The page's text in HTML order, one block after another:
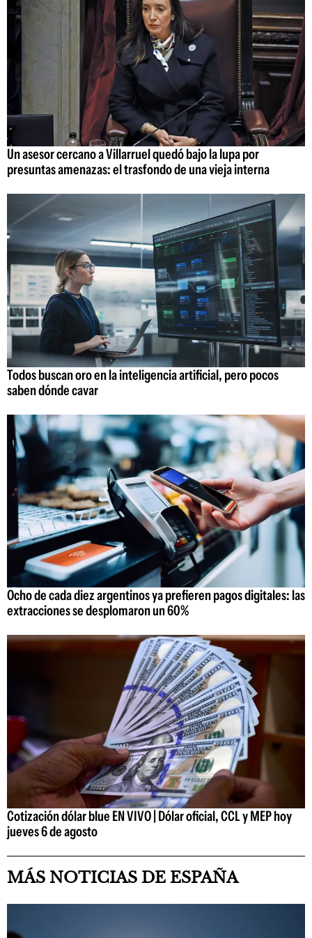
Un asesor cercano a Villarruel quedó bajo la lupa por
presuntas amenazas: el trasfondo de una vieja interna
Todos buscan oro en la inteligencia artificial, pero pocos
saben dónde cavar
Ocho de cada diez argentinos ya prefieren pagos digitales: las
extracciones se desplomaron un 60%
Cotización dólar blue EN VIVO | Dólar oficial, CCL y MEP hoy
jueves 6 de agosto
MÁS NOTICIAS DE ESPAÑA